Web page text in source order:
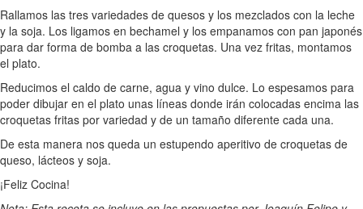
Rallamos las tres variedades de quesos y los mezclados con la leche
y la soja. Los ligamos en bechamel y los empanamos con pan japonés
para dar forma de bomba a las croquetas. Una vez fritas, montamos
el plato.
Reducimos el caldo de carne, agua y vino dulce. Lo espesamos para
poder dibujar en el plato unas líneas donde irán colocadas encima las
croquetas fritas por variedad y de un tamaño diferente cada una.
De esta manera nos queda un estupendo aperitivo de croquetas de
queso, lácteos y soja.
¡Feliz Cocina!